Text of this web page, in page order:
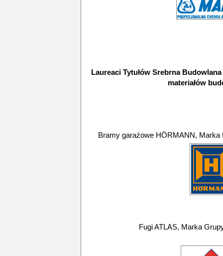
Laureaci Tytułów Srebrna
materiałów
Bramy garażowe HÖRMANN,
Fugi ATLAS, Marka